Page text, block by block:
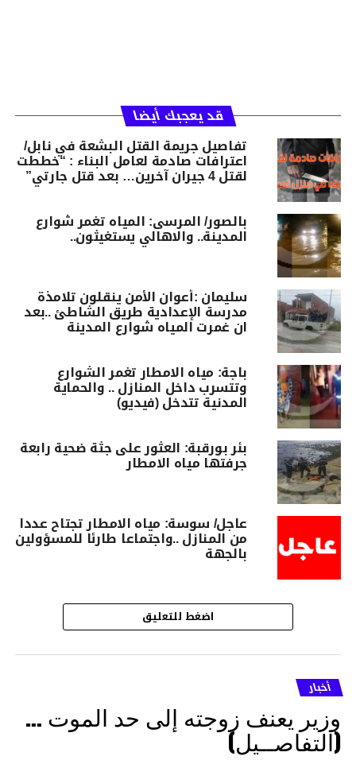
قد يعجبك أيضا
تفاصيل جريمة القتل البشعة في نابل/
اعترافات صادمة لعامل البناء : “خططت
لقتل 4 جيران آخرين… بعد قتل جارتي”
بالصور/ المرسى: المياه تغمر شوارع
المدينة.. والاهالي يستغيثون..
سليمان :أعوان الأمن ينقلون تلامذة
مدرسة الإعدادية طريق الشاطئ ..بعد
ان غمرت المياه شوارع المدينة
باجة: مياه الامطار تغمر الشوارع
وتتسرب داخل المنازل .. والحماية
المدنية تتدخل (فيديو)
بئر بورقبة: العثور على جثة ضحية رابعة
جرفتها مياه الامطار
عاجل/ سوسة: مياه الامطار تجتاح عددا
من المنازل ..واجتماعا طارئا للمسؤولين
بالجهة
اضغط للتعليق
أخبار
وزير يعنف زوجته إلى حد الموت …
(التفاصــيل)